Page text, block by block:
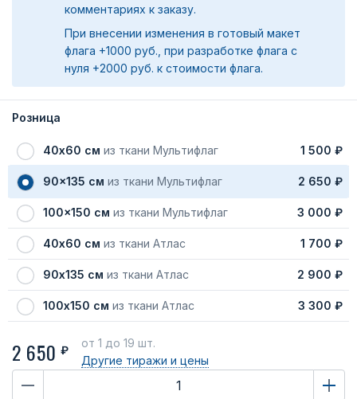
комментариях к заказу.
При внесении изменения в готовый макет
флага +1000 руб., при разработке флага с
нуля +2000 руб. к стоимости флага.
Розница
40х60 см из ткани Мультифлаг 1 500 ₽
90x135 см из ткани Мультифлаг 2 650 ₽
100x150 см из ткани Мультифлаг 3 000 ₽
40х60 см из ткани Атлас 1 700 ₽
90х135 см из ткани Атлас 2 900 ₽
100х150 см из ткани Атлас 3 300 ₽
2 650 ₽
от 1 до 19 шт.
Другие тиражи и цены